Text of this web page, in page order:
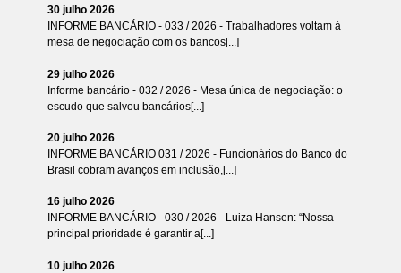
30 julho 2026
INFORME BANCÁRIO - 033 / 2026 - Trabalhadores voltam à
mesa de negociação com os bancos[...]
29 julho 2026
Informe bancário - 032 / 2026 - Mesa única de negociação: o
escudo que salvou bancários[...]
20 julho 2026
INFORME BANCÁRIO 031 / 2026 - Funcionários do Banco do
Brasil cobram avanços em inclusão,[...]
16 julho 2026
INFORME BANCÁRIO - 030 / 2026 - Luiza Hansen: “Nossa
principal prioridade é garantir a[...]
10 julho 2026